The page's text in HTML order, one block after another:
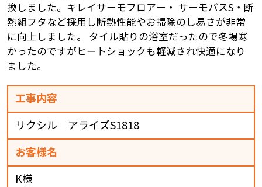
換しました。キレイサーモフロアー・ サーモバスS・断
熱組フタなど採用し断熱性能やお掃除のし易さが非常
に向上しました。 タイル貼りの浴室だったので冬場寒
かったのですがヒートショックも軽減され快適になり
ました。
工事内容
リクシル アライズS1818
お客様名
K様